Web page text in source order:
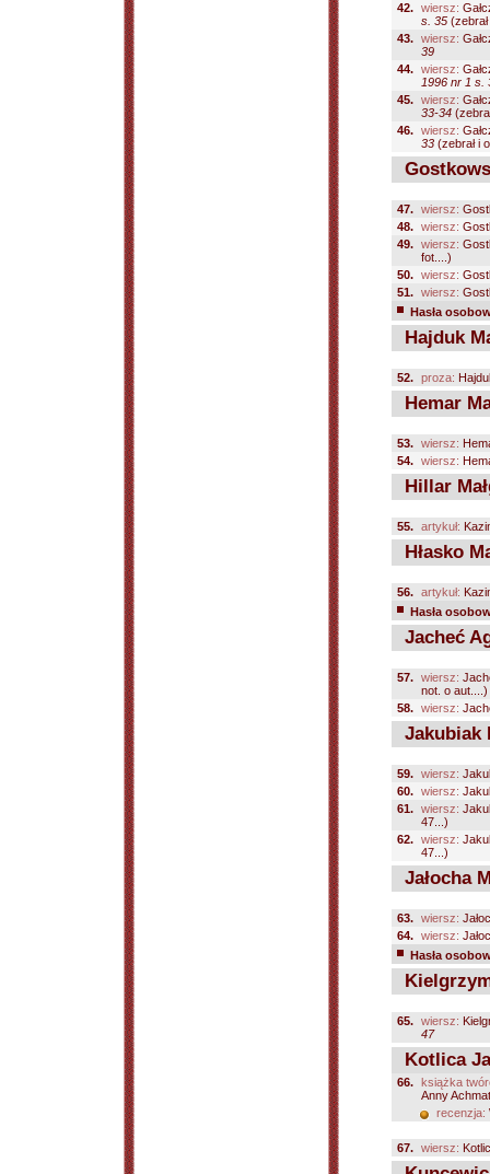
42. wiersz:
s. 35
43. wiersz:
39
44. wiersz:
1996 nr 1 s.
45. wiersz:
33-34
46. wiersz:
33 (zebrał i
47. wiersz:
48. wiersz:
49. wiersz:
fot....)
50. wiersz:
51. wiersz:
Hasła
Hajduk
52. proza:
Hemar
53. wiersz:
54. wiersz:
Hillar
55. artykuł:
Hłasko
56. artykuł:
Hasła
Jacheć
57. wiersz:
not. o aut....)
58. wiersz:
Jakubiak
59. wiersz:
60. wiersz:
61. wiersz:
47...)
62. wiersz:
47...)
Jałocha
63. wiersz:
64. wiersz:
Hasła
65. wiersz:
47
Kotlica
66. książka
Anny
recenzja:
67. wiersz: